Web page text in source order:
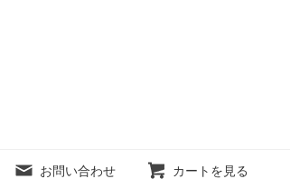
お問い合わせ カートを見る